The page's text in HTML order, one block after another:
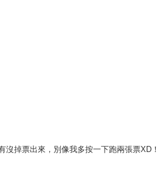
沒掉票出來，別像我多按一下跑兩張票XD！